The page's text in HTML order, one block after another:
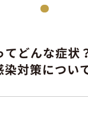
てどんな症状
対策につい